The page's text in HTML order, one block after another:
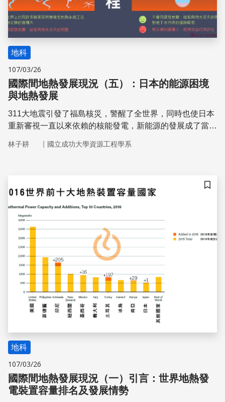
地科
107/03/26
國際間地熱發展現況（五）：日本的能源困境
與地熱發展
311大地震引發了福島核災，警醒了全世界，同時也使日本
重新審視一直以來依賴的核能發電，新能源的發展成了當務
第三，極具地熱發電發展潛力。為發展地熱發電，日本政府
術，並訂定地熱發電發展目標。
林子耕 ｜ 國立成功大學資源工程學系
儲存
地科
107/03/26
國際間地熱發展現況（一）引言：世界地熱發
電裝置容量排名及發展情勢